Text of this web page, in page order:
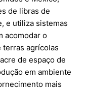
de libras de
e utiliza sistemas
acomodar o
terras agrícolas
de espaço de
em ambiente
mais